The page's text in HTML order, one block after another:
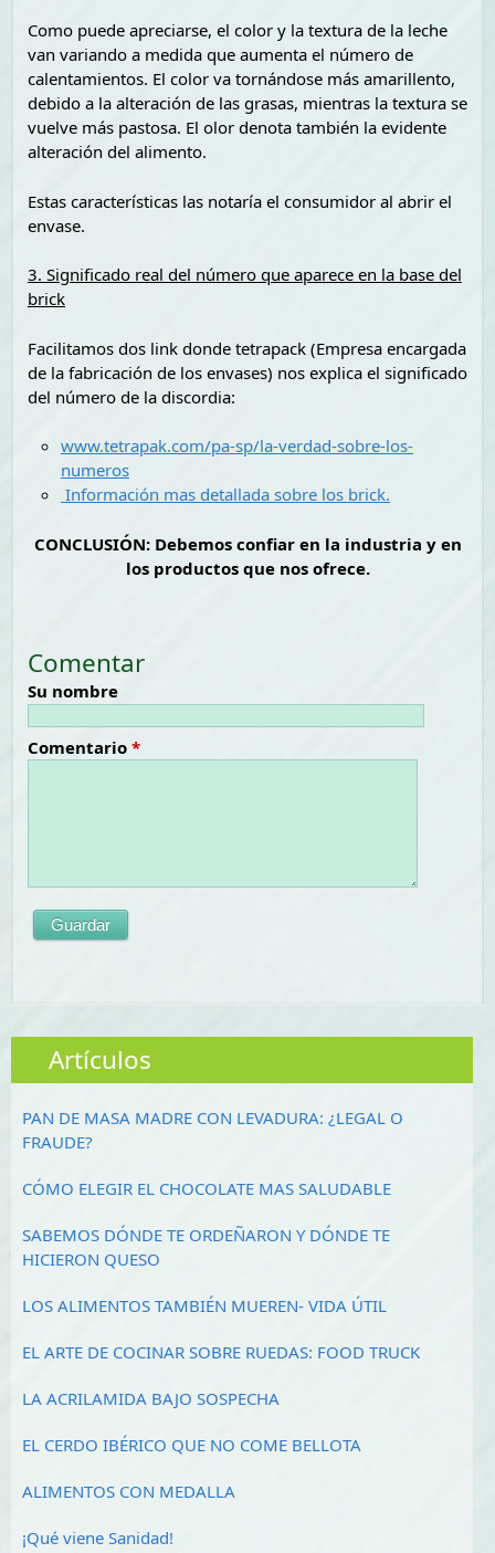
Como puede apreciarse, el color y la textura de la leche
van variando a medida que aumenta el número de
calentamientos. El color va tornándose más amarillento,
debido a la alteración de las grasas, mientras la textura se
vuelve más pastosa. El olor denota también la evidente
alteración del alimento.
Estas características las notaría el consumidor al abrir el
envase.
3. Significado real del número que aparece en la base del
brick
Facilitamos dos link donde tetrapack (Empresa encargada
de la fabricación de los envases) nos explica el significado
del número de la discordia:
www.tetrapak.com/pa-sp/la-verdad-sobre-los-
numeros
Información mas detallada sobre los brick.
CONCLUSIÓN: Debemos confiar en la industria y en
los productos que nos ofrece.
Comentar
Su nombre
Comentario *
Artículos
PAN DE MASA MADRE CON LEVADURA: ¿LEGAL O
FRAUDE?
CÓMO ELEGIR EL CHOCOLATE MAS SALUDABLE
SABEMOS DÓNDE TE ORDEÑARON Y DÓNDE TE
HICIERON QUESO
LOS ALIMENTOS TAMBIÉN MUEREN- VIDA ÚTIL
EL ARTE DE COCINAR SOBRE RUEDAS: FOOD TRUCK
LA ACRILAMIDA BAJO SOSPECHA
EL CERDO IBÉRICO QUE NO COME BELLOTA
ALIMENTOS CON MEDALLA
¡Qué viene Sanidad!